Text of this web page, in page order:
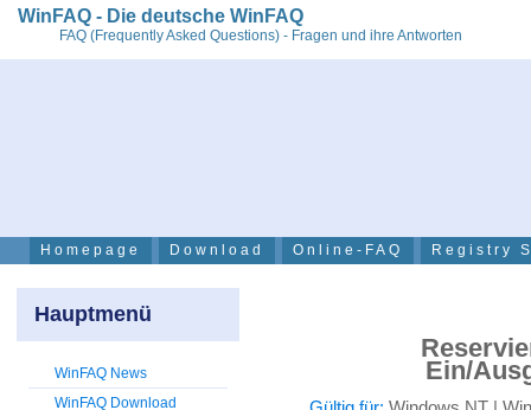
WinFAQ - Die deutsche WinFAQ
FAQ (Frequently Asked Questions) - Fragen und ihre Antworten
Homepage Download Online-FAQ Registry
Ein/
Hauptmenü
WinFAQ News
WinFAQ Download